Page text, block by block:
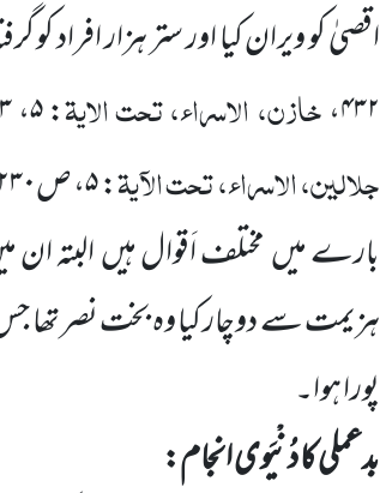
اقصیٰ کو ویران کیا اور ستر ہزار افراد کو
۴۳۲،خازن، الاسراء، تحت الایۃ:۵،۳ / ۱۶۲
جلالین، الاسراء، تحت الآیۃ:۵، ص۲۳۰
بارے میںمختلف اَقوال ہیںالبتہ ان
ہزیمت سے دوچار کیا وہ بخت نصر تھا
پورا ہوا۔
بدعملی کا دُنْیَوی انجام: